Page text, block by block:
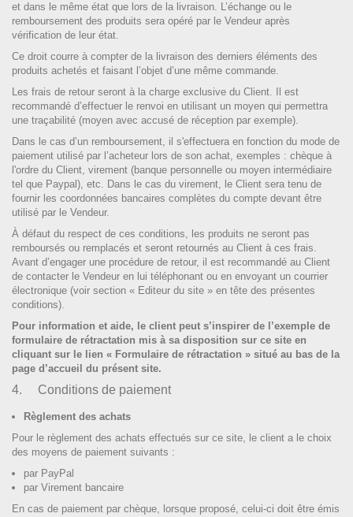
et dans le même état que lors de la livraison. L’échange ou le
remboursement des produits sera opéré par le Vendeur après
vérification de leur état.
Ce droit courre à compter de la livraison des derniers éléments des
produits achetés et faisant l’objet d’une même commande.
Les frais de retour seront à la charge exclusive du Client. Il est
recommandé d’effectuer le renvoi en utilisant un moyen qui permettra
une traçabilité (moyen avec accusé de réception par exemple).
Dans le cas d’un remboursement, il s'effectuera en fonction du mode de
paiement utilisé par l’acheteur lors de son achat, exemples : chèque à
l'ordre du Client, virement (banque personnelle ou moyen intermédiaire
tel que Paypal), etc. Dans le cas du virement, le Client sera tenu de
fournir les coordonnées bancaires complètes du compte devant être
utilisé par le Vendeur.
À défaut du respect de ces conditions, les produits ne seront pas
remboursés ou remplacés et seront retournés au Client à ces frais.
Avant d’engager une procédure de retour, il est recommandé au Client
de contacter le Vendeur en lui téléphonant ou en envoyant un courrier
électronique (voir section « Editeur du site » en tête des présentes
conditions).
Pour information et aide, le client peut s’inspirer de l’exemple de
formulaire de rétractation mis à sa disposition sur ce site en
cliquant sur le lien « Formulaire de rétractation » situé au bas de la
page d’accueil du présent site.
4. Conditions de paiement
Règlement des achats
Pour le règlement des achats effectués sur ce site, le client a le choix
des moyens de paiement suivants :
par PayPal
par Virement bancaire
En cas de paiement par chèque, lorsque proposé, celui-ci doit être émis